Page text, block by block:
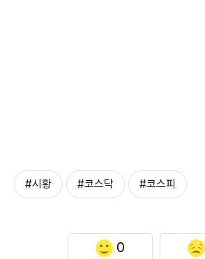
#시황 #코스닥 #코스피
0